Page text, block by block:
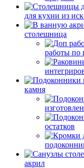
для кухни из
столешница
работы по
камня
остатков
акрил